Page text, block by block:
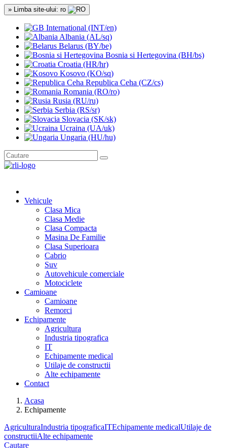
» Limba site-ului: ro
International (INT/en)
Albania (AL/sq)
Belarus (BY/be)
Bosnia si Hertegovina (BH/bs)
Croatia (HR/hr)
Kosovo (KO/sq)
Republica Ceha (CZ/cs)
Romania (RO/ro)
Rusia (RU/ru)
Serbia (RS/sr)
Slovacia (SK/sk)
Ucraina (UA/uk)
Ungaria (HU/hu)
Vehicule
Clasa Mica
Clasa Medie
Clasa Compacta
Masina De Familie
Clasa Superioara
Cabrio
Suv
Autovehicule comerciale
Motociclete
Camioane
Camioane
Remorci
Echipamente
Agricultura
Industria tipografica
IT
Echipamente medical
Utilaje de constructii
Alte echipamente
Contact
Acasa
Echipamente
AgriculturaIndustria tipograficaITEchipamente medicalUtilaje de
constructiiAlte echipamente
Cautare